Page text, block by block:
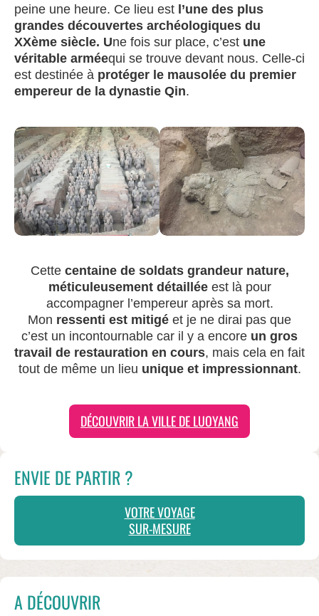
peine une heure. Ce lieu est l’une des plus
grandes découvertes archéologiques du
XXème siècle. Une fois sur place, c’est une
véritable arméequi se trouve devant nous. Celle-ci
est destinée à protéger le mausolée du premier
empereur de la dynastie Qin.
Cette centaine de soldats grandeur nature,
méticuleusement détailléeest là pour
accompagner l’empereur après sa mort.
Mon ressenti est mitigé et je ne dirai pas que
c’est un incontournable car il y a encore un gros
travail de restauration en cours, mais cela en fait
tout de même un lieu unique et impressionnant.
DÉCOUVRIR LA VILLE DE LUOYANG
ENVIE DE PARTIR ?
VOTRE VOYAGE
SUR-MESURE
A DÉCOUVRIR